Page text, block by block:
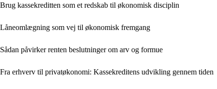
Brug kassekreditten som et redskab til økonomisk disciplin
Låneomlægning som vej til økonomisk fremgang
Sådan påvirker renten beslutninger om arv og formue
Fra erhverv til privatøkonomi: Kassekreditens udvikling gennem tiden